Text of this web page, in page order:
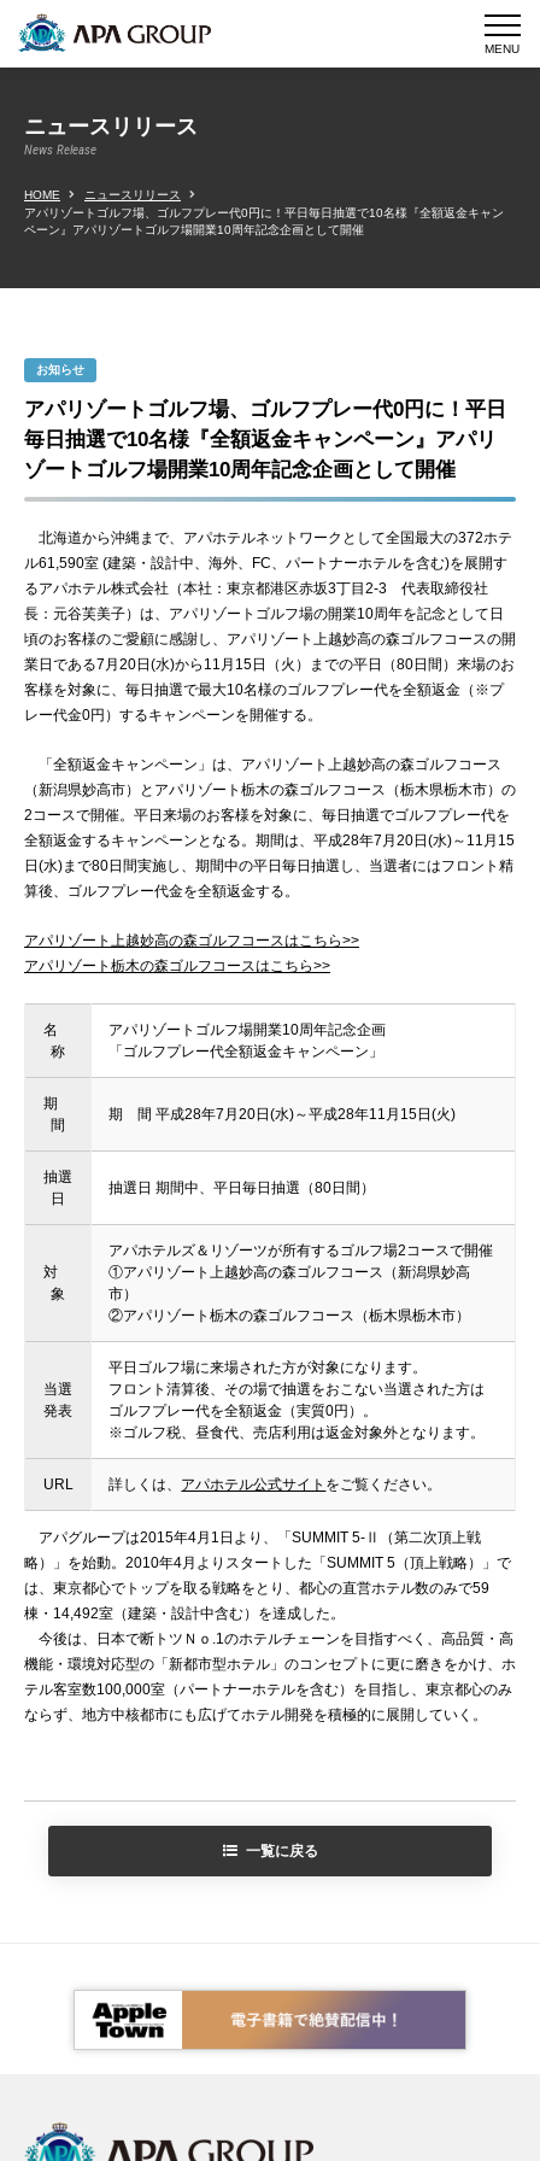
MENU
ニュースリリース
News Release
HOME
ニュースリリース
アパリゾートゴルフ場、ゴルフプレー代0円に！平日毎日抽選で10名様『全額返金キャン
ペーン』アパリゾートゴルフ場開業10周年記念企画として開催
お知らせ
アパリゾートゴルフ場、ゴルフプレー代0円に！平日
毎日抽選で10名様『全額返金キャンペーン』アパリ
ゾートゴルフ場開業10周年記念企画として開催
北海道から沖縄まで、アパホテルネットワークとして全国最大の372ホテ
ル61,590室 (建築・設計中、海外、FC、パートナーホテルを含む)を展開す
るアパホテル株式会社（本社：東京都港区赤坂3丁目2-3 代表取締役社
長：元谷芙美子）は、アパリゾートゴルフ場の開業10周年を記念として日
頃のお客様のご愛顧に感謝し、アパリゾート上越妙高の森ゴルフコースの開
業日である7月20日(水)から11月15日（火）までの平日（80日間）来場のお
客様を対象に、毎日抽選で最大10名様のゴルフプレー代を全額返金（※プ
レー代金0円）するキャンペーンを開催する。
「全額返金キャンペーン」は、アパリゾート上越妙高の森ゴルフコース
（新潟県妙高市）とアパリゾート栃木の森ゴルフコース（栃木県栃木市）の
2コースで開催。平日来場のお客様を対象に、毎日抽選でゴルフプレー代を
全額返金するキャンペーンとなる。期間は、平成28年7月20日(水)～11月15
日(水)まで80日間実施し、期間中の平日毎日抽選し、当選者にはフロント精
算後、ゴルフプレー代金を全額返金する。
アパリゾート上越妙高の森ゴルフコースはこちら>>
アパリゾート栃木の森ゴルフコースはこちら>>
名
称
アパリゾートゴルフ場開業10周年記念企画
「ゴルフプレー代全額返金キャンペーン」
期
間
期 間 平成28年7月20日(水)～平成28年11月15日(火)
抽選
日
抽選日 期間中、平日毎日抽選（80日間）
対
象
アパホテルズ＆リゾーツが所有するゴルフ場2コースで開催
①アパリゾート上越妙高の森ゴルフコース（新潟県妙高
市）
②アパリゾート栃木の森ゴルフコース（栃木県栃木市）
当選
発表
平日ゴルフ場に来場された方が対象になります。
フロント清算後、その場で抽選をおこない当選された方は
ゴルフプレー代を全額返金（実質0円）。
※ゴルフ税、昼食代、売店利用は返金対象外となります。
URL 詳しくは、 アパホテル公式サイト をご覧ください。
アパグループは2015年4月1日より、「SUMMIT 5-Ⅱ（第二次頂上戦
略）」を始動。2010年4月よりスタートした「SUMMIT 5（頂上戦略）」で
は、東京都心でトップを取る戦略をとり、都心の直営ホテル数のみで59
棟・14,492室（建築・設計中含む）を達成した。
今後は、日本で断トツＮｏ.1のホテルチェーンを目指すべく、高品質・高
機能・環境対応型の「新都市型ホテル」のコンセプトに更に磨きをかけ、ホ
テル客室数100,000室（パートナーホテルを含む）を目指し、東京都心のみ
ならず、地方中核都市にも広げてホテル開発を積極的に展開していく。
一覧に戻る